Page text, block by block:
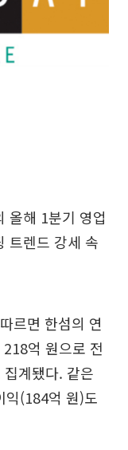
올해 1분기 영업
트렌드 강세 속
르면 한섬의 연
억 원으로 전
계됐다. 같은
익(184억 원)도